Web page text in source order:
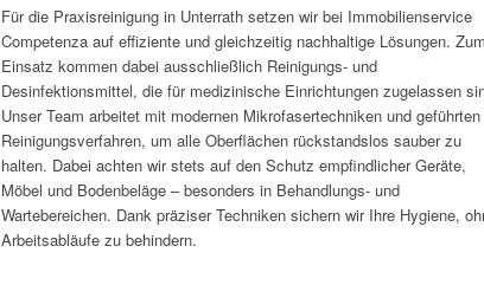
Für die Praxisreinigung in Unterrath setzen wir bei Immobilienservice
Competenza auf effiziente und gleichzeitig nachhaltige Lösungen. Zum
Einsatz kommen dabei ausschließlich Reinigungs- und
Desinfektionsmittel, die für medizinische Einrichtungen zugelassen
Unser Team arbeitet mit modernen Mikrofasertechniken und geführten
Reinigungsverfahren, um alle Oberflächen rückstandslos sauber zu
halten. Dabei achten wir stets auf den Schutz empfindlicher Geräte,
Möbel und Bodenbeläge – besonders in Behandlungs- und
Wartebereichen. Dank präziser Techniken sichern wir Ihre Hygiene,
Arbeitsabläufe zu behindern.